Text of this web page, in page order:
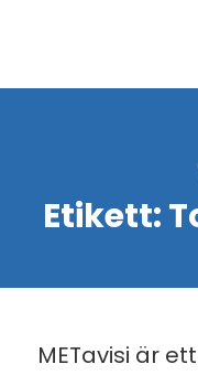
Etikett:
METavisi är